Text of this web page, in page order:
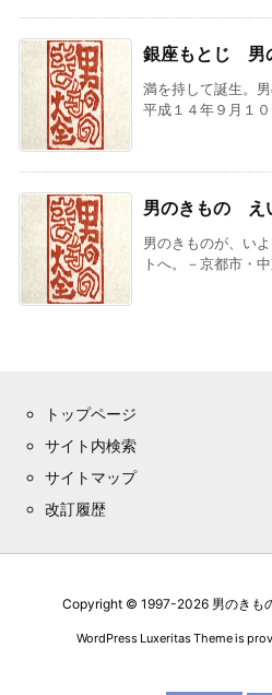
銀座もとじ 男
満を持して誕生。
平成１４年９月１
男のきもの え
男のきものが、い
トへ。－京都市・
トップページ
サイト内検索
サイトマップ
改訂履歴
Copyright © 1997-2026 男のきも
WordPress Luxeritas Theme is